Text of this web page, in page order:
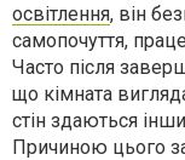
освітлення, він
самопочуття,
Часто після
що кімната
стін здаються
Причиною цього